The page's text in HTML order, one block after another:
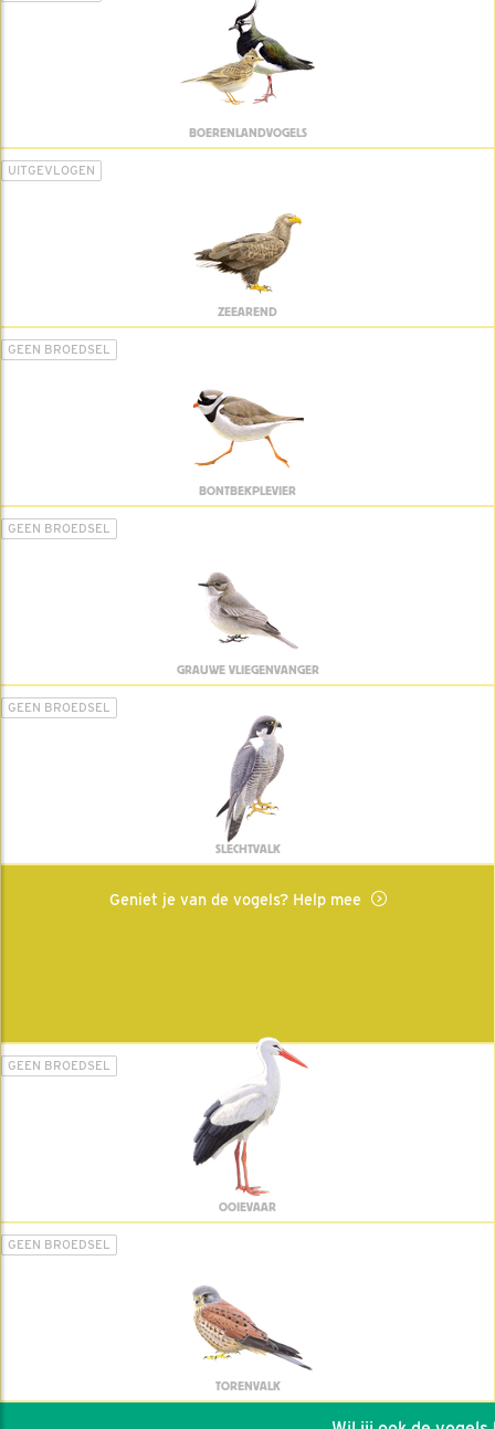
BOERENLANDVOGELS
UITGEVLOGEN
ZEEAREND
GEEN BROEDSEL
BONTBEKPLEVIER
GEEN BROEDSEL
GRAUWE VLIEGENVANGER
GEEN BROEDSEL
SLECHTVALK
Geniet je van de vogels? Help mee
GEEN BROEDSEL
OOIEVAAR
GEEN BROEDSEL
TORENVALK